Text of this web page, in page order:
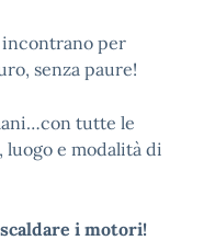
incontrano per
senza paure!
tutte le
e modalità di
i motori!